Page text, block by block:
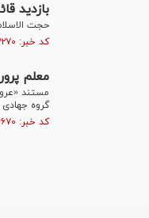
بازدید
حجت
کد خبر: ۳۶۳۲۷۰ تاریخ انتشار : ۱۳۹۶/۰۸/۰۹
معلم
مستند
گروه
کد خبر: ۳۵۶۶۷۰ تاریخ انتشار : ۱۳۹۶/۰۷/۱۹